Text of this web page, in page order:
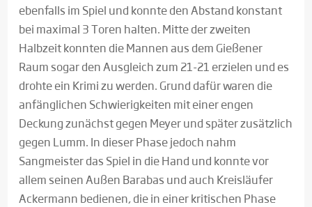
ebenfalls im Spiel und konnte den Abstand konstant
bei maximal 3 Toren halten. Mitte der zweiten
Halbzeit konnten die Mannen aus dem Gießener
Raum sogar den Ausgleich zum 21-21 erzielen und es
drohte ein Krimi zu werden. Grund dafür waren die
anfänglichen Schwierigkeiten mit einer engen
Deckung zunächst gegen Meyer und später zusätzlich
gegen Lumm. In dieser Phase jedoch nahm
Sangmeister das Spiel in die Hand und konnte vor
allem seinen Außen Barabas und auch Kreisläufer
Ackermann bedienen, die in einer kritischen Phase